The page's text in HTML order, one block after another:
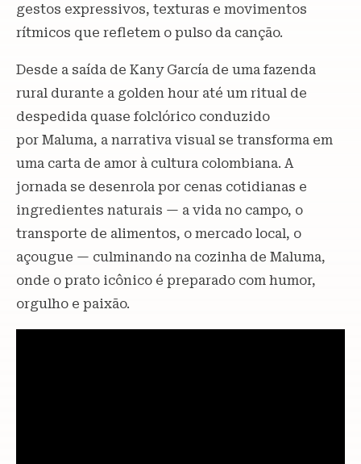
gestos expressivos, texturas e movimentos
rítmicos que refletem o pulso da canção.
Desde a saída de Kany García de uma fazenda
rural durante a golden hour até um ritual de
despedida quase folclórico conduzido
por Maluma, a narrativa visual se transforma em
uma carta de amor à cultura colombiana. A
jornada se desenrola por cenas cotidianas e
ingredientes naturais — a vida no campo, o
transporte de alimentos, o mercado local, o
açougue — culminando na cozinha de Maluma,
onde o prato icônico é preparado com humor,
orgulho e paixão.